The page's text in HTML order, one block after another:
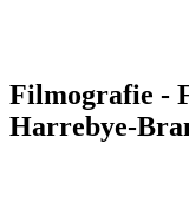
Filmografie -
Harrebye-